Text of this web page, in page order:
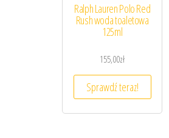
Ralph Lauren Polo Red
Rush woda toaletowa
125ml
155,00zł
Sprawdź teraz!